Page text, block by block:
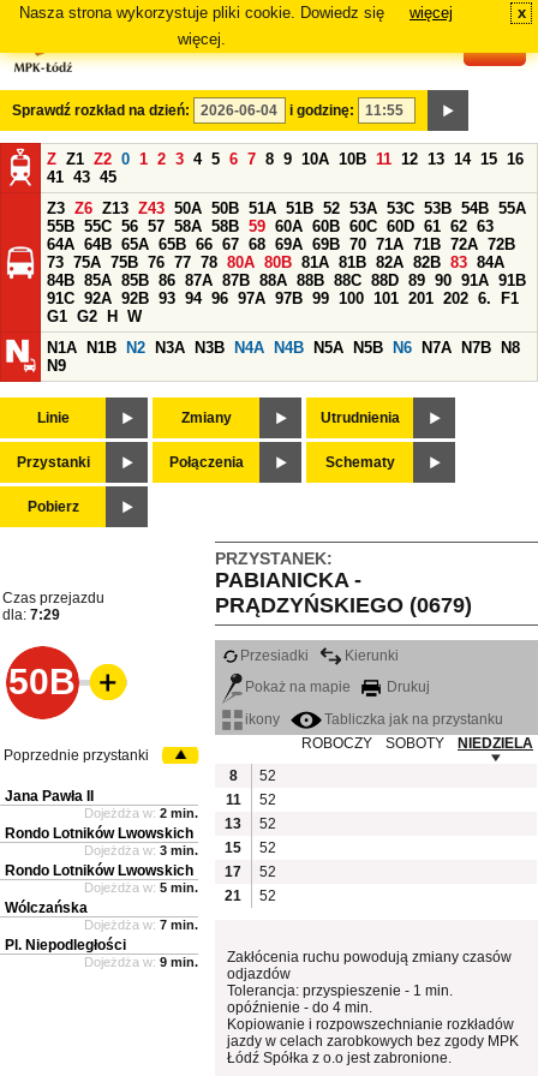
Nasza strona wykorzystuje pliki cookie. Dowiedz się
więcej.
więcej x
Sprawdź rozkład na dzień: i godzinę:
Z Z1 Z2 0 1 2 3 4 5 6 7 8 9 10A 10B 11 12 13 14 15 16
41 43 45
Z3 Z6 Z13 Z43 50A 50B 51A 51B 52 53A 53C 53B 54B 55A
55B 55C 56 57 58A 58B 59 60A 60B 60C 60D 61 62 63
64A 64B 65A 65B 66 67 68 69A 69B 70 71A 71B 72A 72B
73 75A 75B 76 77 78 80A 80B 81A 81B 82A 82B 83 84A
84B 85A 85B 86 87A 87B 88A 88B 88C 88D 89 90 91A 91B
91C 92A 92B 93 94 96 97A 97B 99 100 101 201 202 6.
F1
G1 G2 H
W
N1A
N1B N2 N3A N3B N4A N4B N5A N5B N6 N7A N7B
N8
N9
Linie Zmiany Utrudnienia
Przystanki Połączenia Schematy
Pobierz
PRZYSTANEK:
PABIANICKA -
PRĄDZYŃSKIEGO (0679)
Czas przejazdu
dla: 7:29
50B
Przesiadki
Kierunki
Pokaż na mapie
Drukuj
ikony
Tabliczka jak na przystanku
ROBOCZY
SOBOTY
NIEDZIELA
8
52
11
52
13
52
15
52
17
52
21
52
Zakłócenia ruchu powodują zmiany czasów
odjazdów
Tolerancja: przyspieszenie - 1 min.
opóźnienie - do 4 min.
Kopiowanie i rozpowszechnianie rozkładów
jazdy w celach zarobkowych bez zgody MPK
Łódź Spółka z o.o jest zabronione.
Poprzednie przystanki
Jana Pawła II
Dojeżdża w: 2 min.
Rondo Lotników Lwowskich
Dojeżdża w: 3 min.
Rondo Lotników Lwowskich
Dojeżdża w: 5 min.
Wólczańska
Dojeżdża w: 7 min.
Pl. Niepodległości
Dojeżdża w: 9 min.